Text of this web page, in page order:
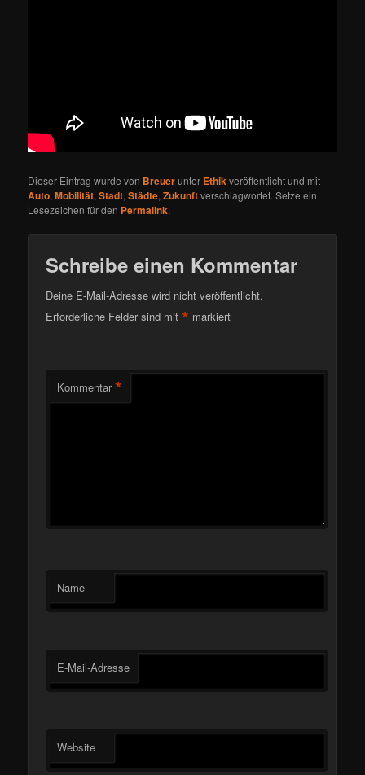
Dieser Eintrag wurde von Breuerunter Ethikveröffentlicht und mit
Auto,Mobilität,Stadt,Städte,Zukunftverschlagwortet. Setze ein
Lesezeichen für den Permalink.
Schreibe einen Kommentar
Deine E-Mail-Adresse wird nicht veröffentlicht.
Erforderliche Felder sind mit* markiert
Kommentar *
Name
E-Mail-Adresse
Website